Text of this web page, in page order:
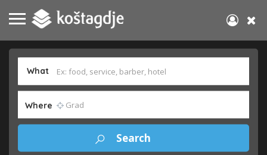
What
Where